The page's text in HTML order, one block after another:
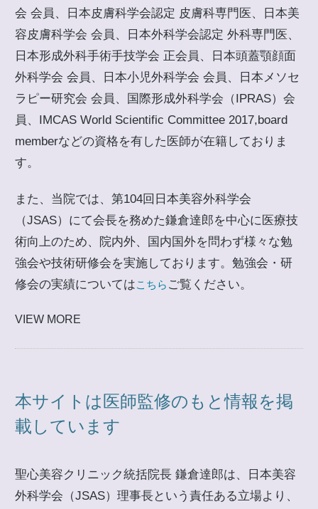
会 会員、日本皮膚科学会認定 皮膚科専門医、日本美
容皮膚科学会 会員、日本外科学会認定 外科専門医、
日本形成外科手術手技学会 正会員、日本頭蓋顎顔面
外科学会 会員、日本小児外科学会 会員、日本メソセ
ラピー研究会 会員、国際形成外科学会（IPRAS）会
員、IMCAS World Scientific Committee 2017,board
memberなどの資格を有した医師が在籍しておりま
す。
また、当院では、第104回日本美容外科学会
（JSAS）にて会長を務めた鎌倉達郎を中心に医療技
術向上のため、院内外、国内国外を問わず様々な勉
強会や技術研修会を実施しております。勉強会・研
修会の実績についてはこちら ご覧ください。
VIEW MORE
本サイトは医師監修のもと情報を掲
載しています
聖心美容クリニック統括院長 鎌倉達郎は、日本美容
外科学会（JSAS）理事長という責任ある立場より、